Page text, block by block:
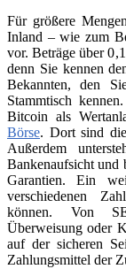
Für größere
Inland – wie zum
vor. Beträge über
denn Sie kennen
Bekannten, den
Stammtisch
Bitcoin als
Börse. Dort sind
Außerdem
Bankenaufsicht und
Garantien. Ein
verschiedenen
können. Von
Überweisung oder
auf der sicheren
Zahlungsmittel der